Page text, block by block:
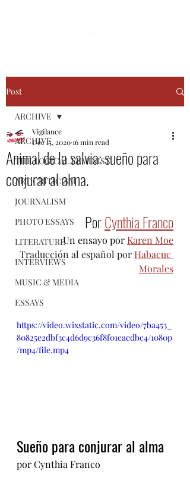
Post
ARCHIVE
THE LOGICAL FEMINIST
ART CRITICISM
JOURNALISM
PHOTO ESSAYS
LITERATURE
INTERVIEWS
MUSIC & MEDIA
ESSAYS
ARCHIVE
Animal de la salvia: sueño para
conjurar al alma.
Vigilance
Dec 15, 202016 min read
Por Cynthia Franco
Un ensayo por Karen Moe
Traducción al español por Habacuc
Morales
https://video.wixstatic.com/video/7ba453_
80825e2dbf3c4d6d9c36f8f01caedbc4/1080p
/mp4/file.mp4
Sueño para conjurar al alma
por Cynthia Franco